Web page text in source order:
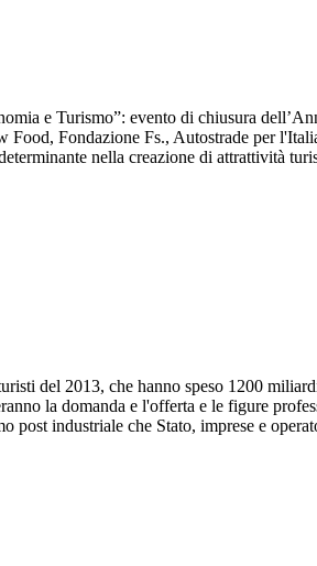
e Turismo”: evento di chiusura
Fondazione Fs., Autostrade per
nella creazione di attrattività
del 2013, che hanno speso 1200
la domanda e l'offerta e le figure
industriale che Stato, imprese e